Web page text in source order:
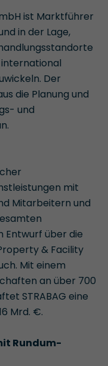
ist Marktführer
in der Lage,
Der
die Planung und
und
mit
Mitarbeitern und
über die
& Facility
Mit einem
an über 700
STRABAG eine
Mrd. €.
Rundum-